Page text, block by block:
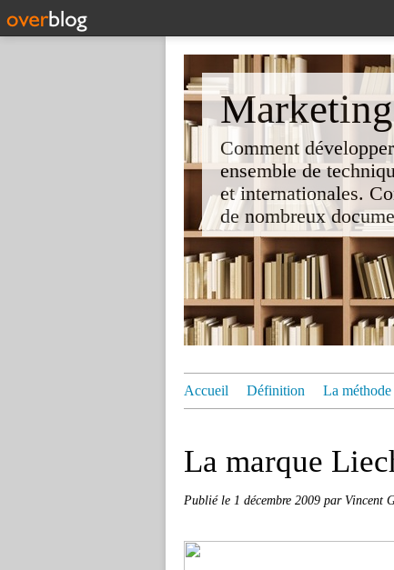
Comment
ensemble de
et internationales.
de nombreux
Accueil Définition La méthode
La marque
Publié le 1 décembre 2009 par Vincent